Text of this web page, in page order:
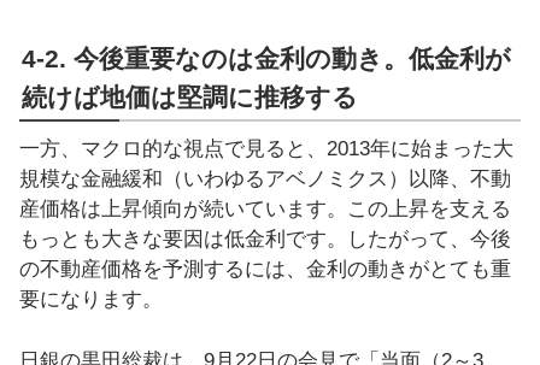
4-2. 今後重要なのは金利の動き。低金利が
続けば地価は堅調に推移する
一方、マクロ的な視点で見ると、2013年に始まった大
規模な金融緩和（いわゆるアベノミクス）以降、不動
産価格は上昇傾向が続いています。この上昇を支える
もっとも大きな要因は低金利です。したがって、今後
の不動産価格を予測するには、金利の動きがとても重
要になります。
日銀の黒田総裁は、9月22日の会見で「当面（2～3